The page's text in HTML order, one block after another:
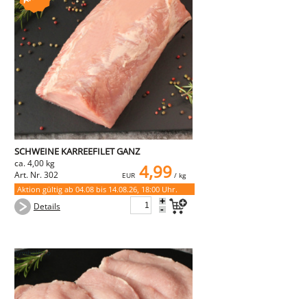
SCHWEINE KARREEFILET GANZ
ca. 4,00 kg
Art. Nr. 302
EUR 4,99/ kg
Aktion gültig ab 04.08 bis 14.08.26, 18:00 Uhr.
Details +
-